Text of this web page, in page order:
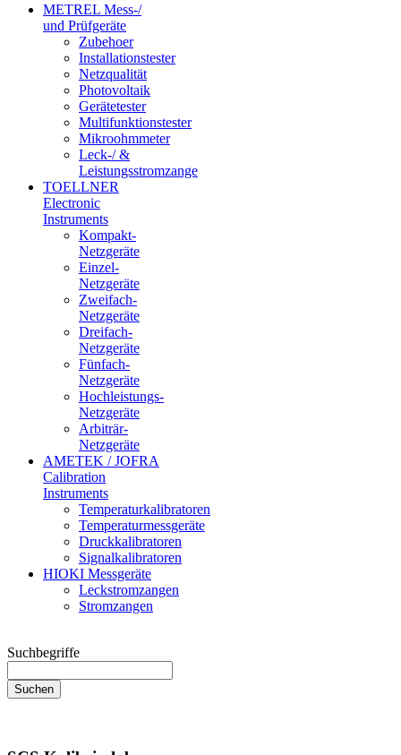
METREL Mess-/
und Prüfgeräte
Zubehoer
Installationstester
Netzqualität
Photovoltaik
Gerätetester
Multifunktionstester
Mikroohmmeter
Leck-/ &
Leistungsstromzange
TOELLNER
Electronic
Instruments
Kompakt-
Netzgeräte
Einzel-
Netzgeräte
Zweifach-
Netzgeräte
Dreifach-
Netzgeräte
Fünfach-
Netzgeräte
Hochleistungs-
Netzgeräte
Arbiträr-
Netzgeräte
AMETEK / JOFRA
Calibration
Instruments
Temperaturkalibratoren
Temperaturmessgeräte
Druckkalibratoren
Signalkalibratoren
HIOKI Messgeräte
Leckstromzangen
Stromzangen
Suchbegriffe